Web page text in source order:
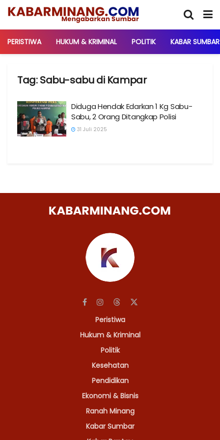
PERISTIWA HUKUM & KRIMINAL POLITIK KABAR SUMBAR
Tag:Sabu-sabu di Kampar
Diduga Hendak Edarkan 1 Kg Sabu-
Sabu, 2 Orang Ditangkap Polisi
31 Juli 2025
Peristiwa
Hukum & Kriminal
Politik
Kesehatan
Pendidikan
Ekonomi & Bisnis
Ranah Minang
Kabar Sumbar